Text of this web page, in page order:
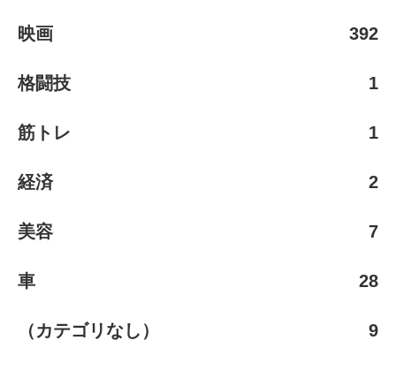
映画 392
格闘技 1
筋トレ 1
経済 2
美容 7
車 28
（カテゴリなし） 9